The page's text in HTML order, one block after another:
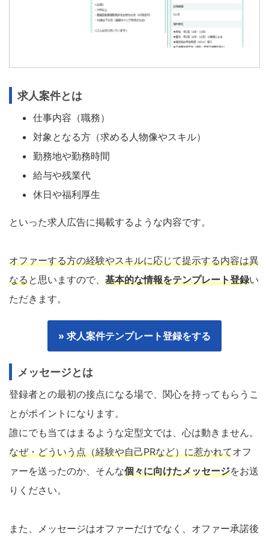
求人案件とは
仕事内容（職務）
対象となる方（求める人物像やスキル）
勤務地や勤務時間
給与や残業代
休日や福利厚生
といった求人広告に掲載するような内容です。
オファーする方の経験やスキルに応じて提示する内容は異
なると思いますので、 基本的な情報をテンプレート登録い
ただきます。
» 求人案件テンプレート登録をする
メッセージとは
登録者との最初の接点になる場で、関心を持ってもらうこ
とがポイントになります。
誰にでも当てはまるような定型文では、心は動きません。
なぜ・どういう点（経験や自己PRなど）に惹かれてオフ
ァーを送ったのか、そんな個々に向けたメッセージをお送
りください。
また、メッセージはオファーだけでなく、オファー承諾後